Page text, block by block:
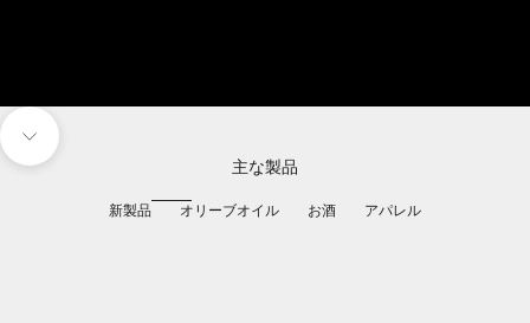
次のセクションに移動
主な製品
新製品 オリーブオイル お酒 アパレル